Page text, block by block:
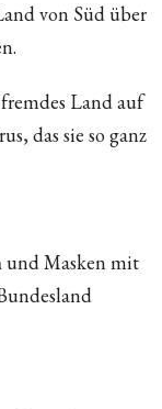
von Süd über
Land auf
das sie so ganz
und Masken mit